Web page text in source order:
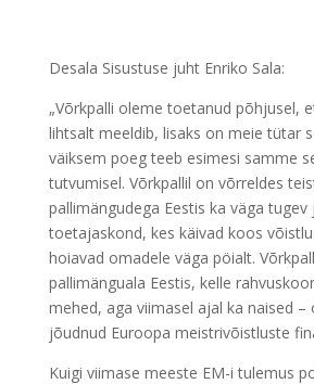
Desala Sisustuse juht Enriko Sala:
„Võrkpalli oleme toetanud põhjusel,
lihtsalt meeldib, lisaks on meie tütar
väiksem poeg teeb esimesi samme
tutvumisel. Võrkpallil on võrreldes
pallimängudega Eestis ka väga
toetajaskond, kes käivad koos
hoiavad omadele väga pöialt.
pallimänguala Eestis, kelle
mehed, aga viimasel ajal ka naised
jõudnud Euroopa meistrivõistluste
Kuigi viimase meeste EM-i tulemus